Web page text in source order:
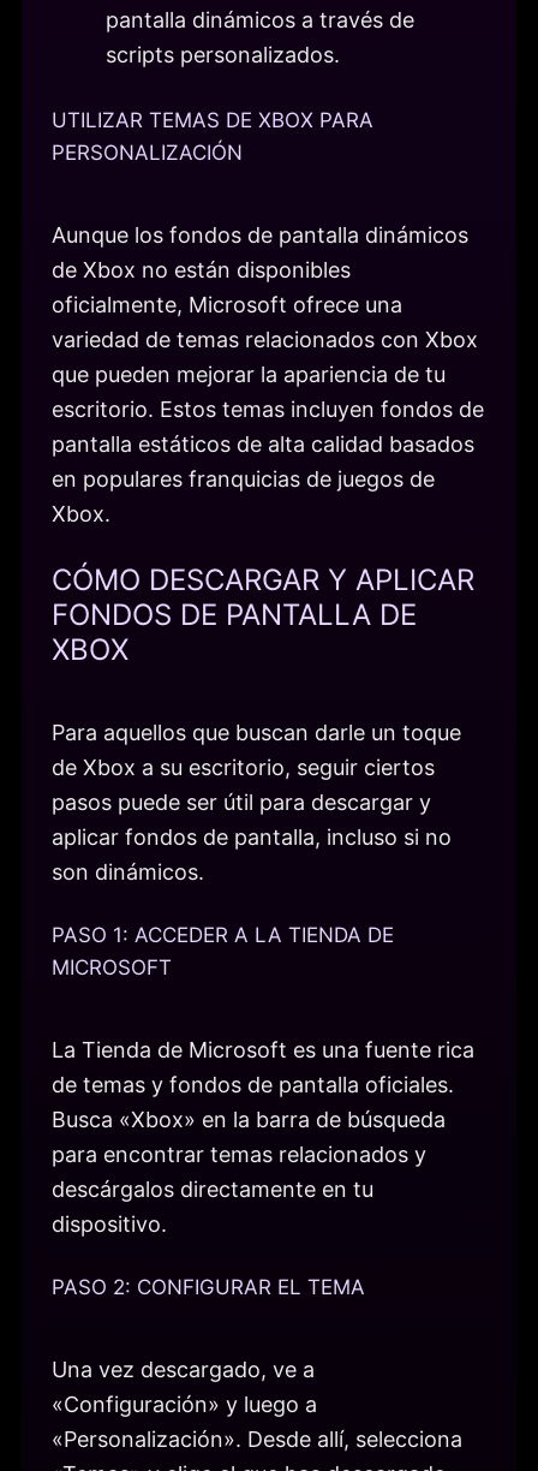
pantalla dinámicos a través de
scripts personalizados.
UTILIZAR TEMAS DE XBOX PARA
PERSONALIZACIÓN
Aunque los fondos de pantalla dinámicos
de Xbox no están disponibles
oficialmente, Microsoft ofrece una
variedad de temas relacionados con Xbox
que pueden mejorar la apariencia de tu
escritorio. Estos temas incluyen fondos de
pantalla estáticos de alta calidad basados
en populares franquicias de juegos de
Xbox.
CÓMO DESCARGAR Y APLICAR
FONDOS DE PANTALLA DE
XBOX
Para aquellos que buscan darle un toque
de Xbox a su escritorio, seguir ciertos
pasos puede ser útil para descargar y
aplicar fondos de pantalla, incluso si no
son dinámicos.
PASO 1: ACCEDER A LA TIENDA DE
MICROSOFT
La Tienda de Microsoft es una fuente rica
de temas y fondos de pantalla oficiales.
Busca «Xbox» en la barra de búsqueda
para encontrar temas relacionados y
descárgalos directamente en tu
dispositivo.
PASO 2: CONFIGURAR EL TEMA
Una vez descargado, ve a
«Configuración» y luego a
«Personalización». Desde allí, selecciona